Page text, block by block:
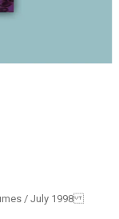
/ July 1998